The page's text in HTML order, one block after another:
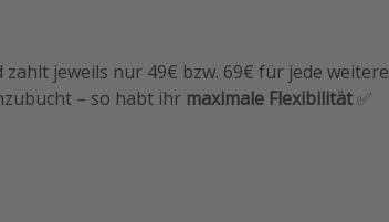
jeweils nur 49€ bzw. 69€ für jede weitere
– so habt ihr maximale Flexibilität✅